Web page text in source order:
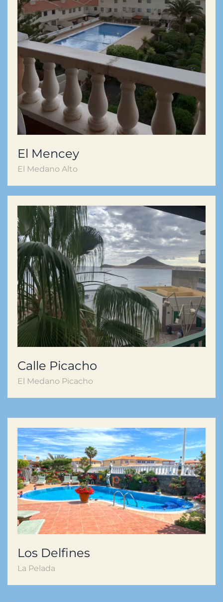
El Mencey
El Medano Alto
Calle Picacho
El Medano Picacho
Los Delfines
La Pelada